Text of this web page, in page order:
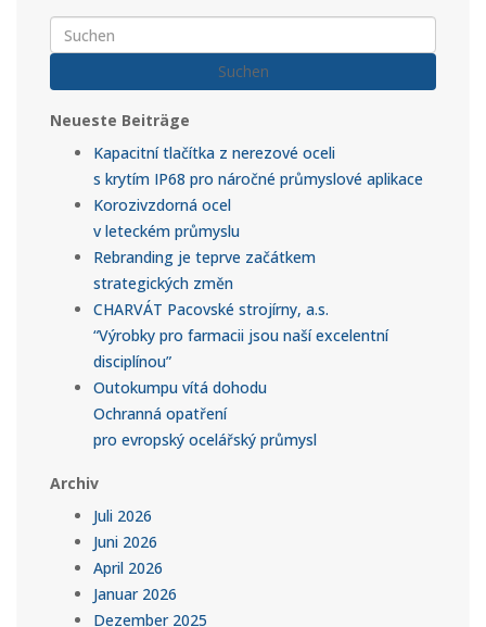
Suchen
Neueste Beiträge
Kapacitní tlačítka z nerezové oceli
s krytím IP68 pro náročné průmyslové aplikace
Korozivzdorná ocel
v leteckém průmyslu
Rebranding je teprve začátkem
strategických změn
CHARVÁT Pacovské strojírny, a.s.
“Výrobky pro farmacii jsou naší excelentní
disciplínou”
Outokumpu vítá dohodu
Ochranná opatření
pro evropský ocelářský průmysl
Archiv
Juli 2026
Juni 2026
April 2026
Januar 2026
Dezember 2025